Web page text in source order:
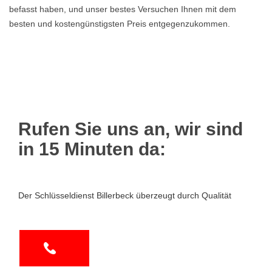
befasst haben, und unser bestes Versuchen Ihnen mit dem
besten und kostengünstigsten Preis entgegenzukommen.
Rufen Sie uns an, wir sind
in 15 Minuten da:
Der Schlüsseldienst Billerbeck überzeugt durch Qualität